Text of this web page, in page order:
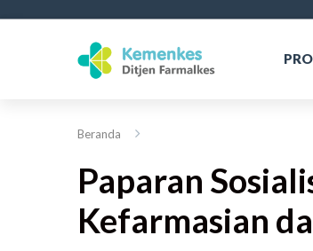
Beranda
Paparan
Kefarmasian